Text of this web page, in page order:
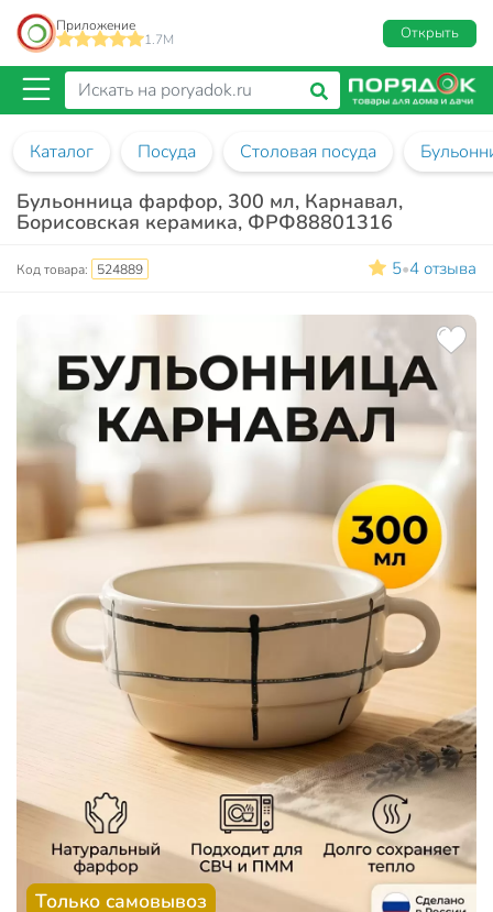
Приложение
1.7M
Открыть
Каталог Посуда Столовая посуда
Бульонница фарфор, 300 мл, Карнавал,
Борисовская керамика, ФРФ88801316
Код товара: 524889 5•4 отзыва
Только самовывоз